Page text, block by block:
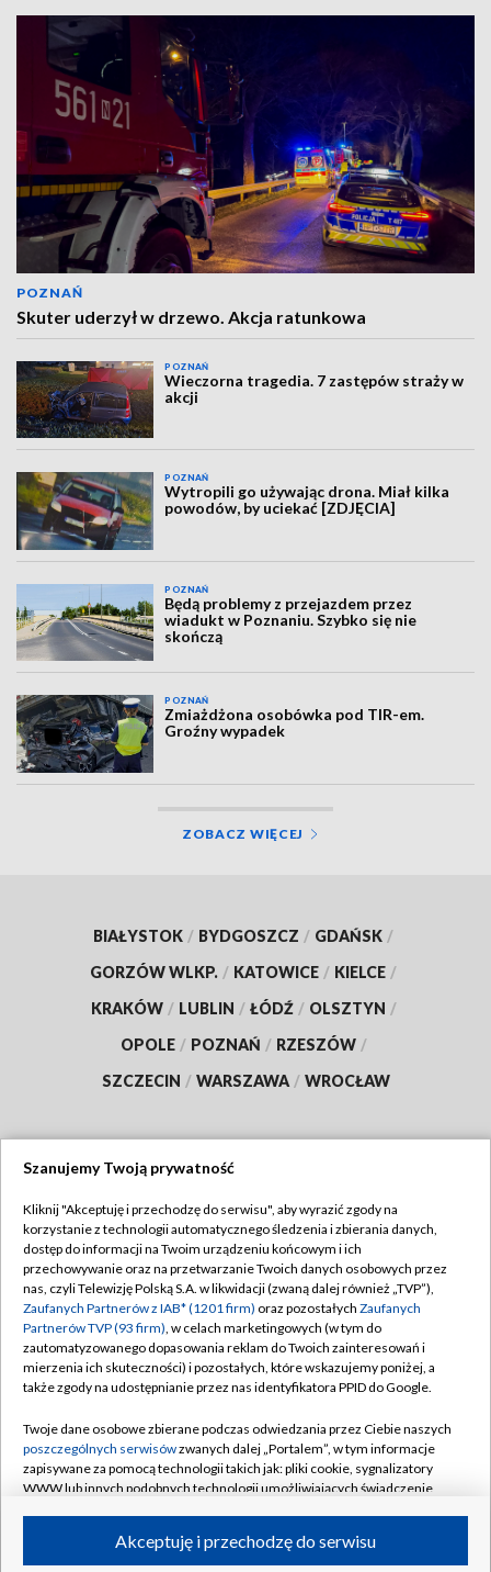
POZNAŃ
Skuter uderzył w drzewo. Akcja ratunkowa
POZNAŃ
Wieczorna tragedia. 7 zastępów straży w
akcji
POZNAŃ
Wytropili go używając drona. Miał kilka
powodów, by uciekać [ZDJĘCIA]
POZNAŃ
Będą problemy z przejazdem przez
wiadukt w Poznaniu. Szybko się nie
skończą
POZNAŃ
Zmiażdżona osobówka pod TIR-em.
Groźny wypadek
ZOBACZ WIĘCEJ
BIAŁYSTOK / BYDGOSZCZ / GDAŃSK /
GORZÓW WLKP. / KATOWICE / KIELCE /
KRAKÓW / LUBLIN / ŁÓDŹ / OLSZTYN /
OPOLE / POZNAŃ / RZESZÓW /
SZCZECIN / WARSZAWA / WROCŁAW
TVP
Abonament TVP
Emisja w TVP
Centrum informacji TVP
Naziemna Telewizja Cyfrowa
Rada Programowa
System NOS
Informacje o nadawcy
Program dla prasy
Regulamin TVP
Polityka prywatności
Moje zgody
Pomoc
Kontakt
Kanały
Szanujemy Twoją prywatność
Kliknij "Akceptuję i przechodzę do serwisu", aby wyrazić zgody na
korzystanie z technologii automatycznego śledzenia i zbierania danych,
dostęp do informacji na Twoim urządzeniu końcowym i ich
przechowywanie oraz na przetwarzanie Twoich danych osobowych przez
nas, czyli Telewizję Polską S.A. w likwidacji (zwaną dalej również „TVP”),
Zaufanych Partnerów z IAB* (1201 firm) oraz pozostałych Zaufanych
Partnerów TVP (93 firm), w celach marketingowych (w tym do
zautomatyzowanego dopasowania reklam do Twoich zainteresowań i
mierzenia ich skuteczności) i pozostałych, które wskazujemy poniżej, a
także zgody na udostępnianie przez nas identyfikatora PPID do Google.
Twoje dane osobowe zbierane podczas odwiedzania przez Ciebie naszych
poszczególnych serwisówzwanych dalej „Portalem”, w tym informacje
zapisywane za pomocą technologii takich jak: pliki cookie, sygnalizatory
WWW lub innych podobnych technologii umożliwiających świadczenie
ruchu w Internecie.Akceptuję i przechodzę do serwisu